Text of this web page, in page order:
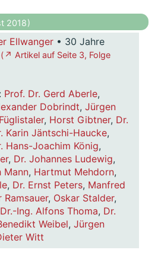
2018 )
Ellwanger • 30 Jahre
( ↗ Artikel auf Seite 3, Folge
Prof. Dr. Gerd Aberle,
Dobrindt, Jürgen
, Horst Gibtner, Dr.
Karin Jäntschi-Haucke,
Hans-Joachim König,
, Dr. Johannes Ludewig,
Mann, Hartmut Mehdorn,
, Dr. Ernst Peters, Manfred
Ramsauer, Oskar Stalder,
Dr.-Ing. Alfons Thoma, Dr.
Weibel, Jürgen
Witt